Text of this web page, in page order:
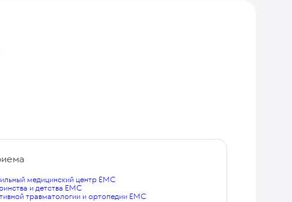
медицинский центр EMC
и детства EMC
травматологии и ортопедии EMC